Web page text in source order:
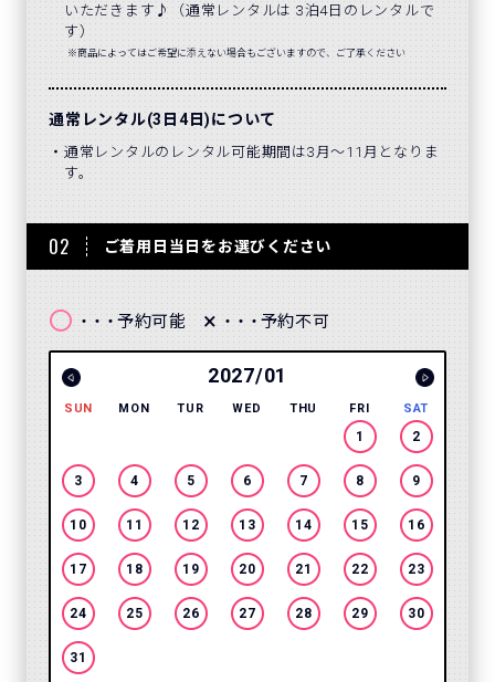
いただきます♪（通常レンタルは 3泊4日のレンタルで
す）
※商品によってはご希望に添えない場合もございますので、ご了承ください
通常レンタル(3日4日)について
通常レンタルのレンタル可能期間は3月～11月となりま
す。
02 ご着用日当日をお選びください
〇 ・・・ 予約可能 × ・・・ 予約不可
2027/01
SUN MON TUR WED THU FRI SAT
1 2
3 4 5 6 7 8 9
10 11 12 13 14 15 16
17 18 19 20 21 22 23
24 25 26 27 28 29 30
31
SUN
14
21
28